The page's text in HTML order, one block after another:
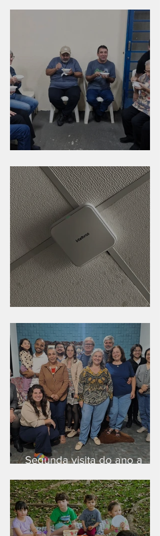
Segunda visita do ano a